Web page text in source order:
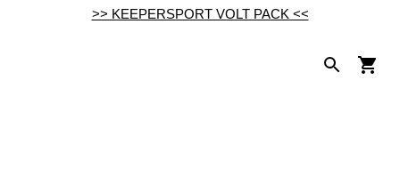
>> KEEPERSPORT VOLT PACK <<